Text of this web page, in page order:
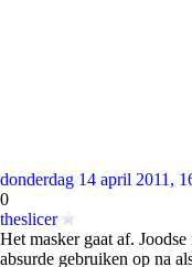
donderdag 14 april 2011,
0
theslicer
Het masker gaat af.
absurde gebruiken op na